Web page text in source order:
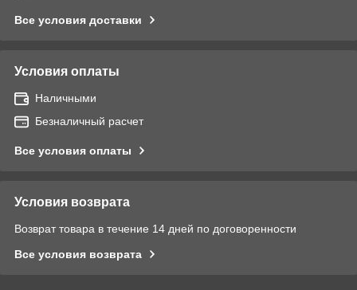
Все условия доставки
Условия оплаты
Наличными
Безналичный расчет
Все условия оплаты
Условия возврата
Возврат товара в течение 14 дней по договоренности
Все условия возврата